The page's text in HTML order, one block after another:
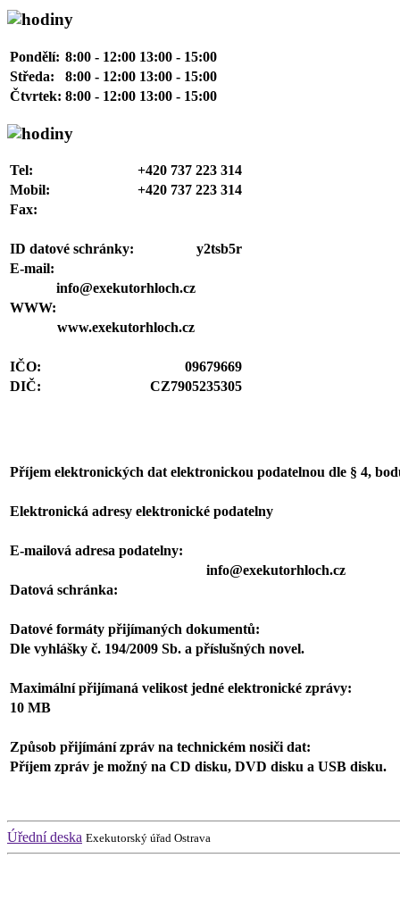
Pondělí: 8:00 - 12:00 13:00 - 15:00
Středa:
8:00 - 12:00 13:00 - 15:00
Čtvrtek: 8:00 - 12:00 13:00 - 15:00
Tel:
+420 737 223 314
Mobil:
+420 737 223 314
Fax:
ID datové schránky:
y2tsb5r
E-mail:
info@exekutorhloch.cz
WWW:
www.exekutorhloch.cz
IČO:
09679669
DIČ:
CZ7905235305
Příjem elektronických dat elektronickou podatelnou dle § 4,
Elektronická adresy elektronické podatelny
E-mailová adresa podatelny:
info@exekutorhloch.cz
Datová schránka:
Datové formáty přijímaných dokumentů:
Dle vyhlášky č. 194/2009 Sb. a příslušných novel.
Maximální přijímaná velikost jedné elektronické zprávy:
10 MB
Způsob přijímání zpráv na technickém nosiči dat:
Příjem zpráv je možný na CD disku, DVD disku a USB disku.
Úřední deska Exekutorský úřad Ostrava